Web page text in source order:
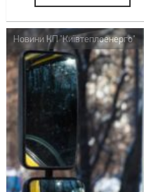
Новини КП "Київтеплоенерго"